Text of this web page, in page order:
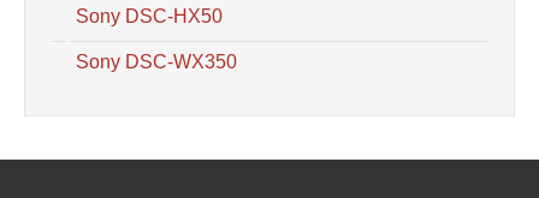
Sony DSC-HX50
Sony DSC-WX350